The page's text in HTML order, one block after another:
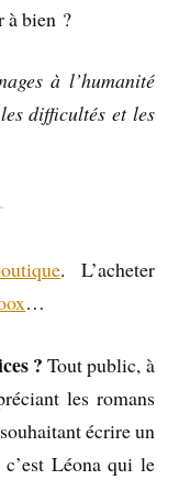
à bien ?
à l’humanité
difficultés et les
. L’acheter
…
?Tout public, à
les romans
écrire un
Léona qui le